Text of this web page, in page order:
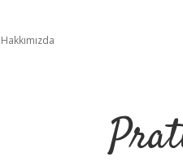
Hakkımızda